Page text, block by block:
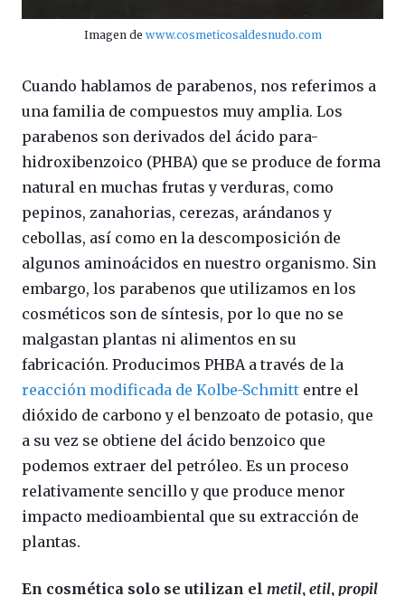
Imagen de www.cosmeticosaldesnudo.com
Cuando hablamos de parabenos, nos referimos a
una familia de compuestos muy amplia. Los
parabenos son derivados del ácido para-
hidroxibenzoico (PHBA) que se produce de forma
natural en muchas frutas y verduras, como
pepinos, zanahorias, cerezas, arándanos y
cebollas, así como en la descomposición de
algunos aminoácidos en nuestro organismo. Sin
embargo, los parabenos que utilizamos en los
cosméticos son de síntesis, por lo que no se
malgastan plantas ni alimentos en su
fabricación. Producimos PHBA a través de la
reacción modificada de Kolbe-Schmitt entre el
dióxido de carbono y el benzoato de potasio, que
a su vez se obtiene del ácido benzoico que
podemos extraer del petróleo. Es un proceso
relativamente sencillo y que produce menor
impacto medioambiental que su extracción de
plantas.
En cosmética solo se utilizan el metil, etil, propil